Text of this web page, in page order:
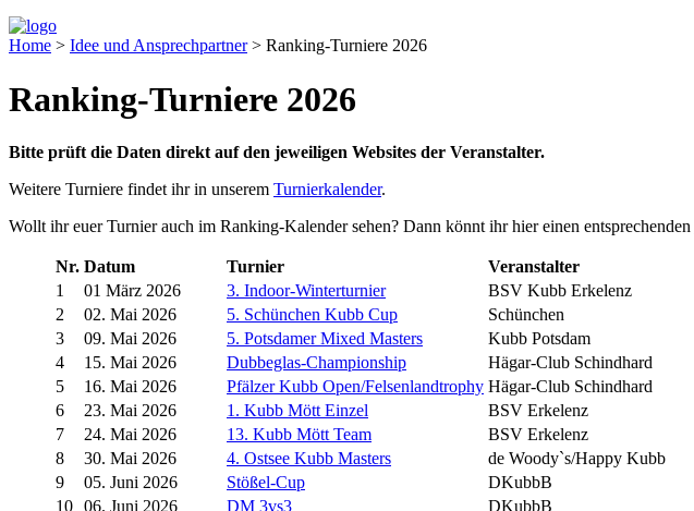
Home > Idee und Ansprechpartner > Ranking-Turniere 2026
Ranking-Turniere 2026
Bitte prüft die Daten direkt auf den jeweiligen Websites der Veranstalter.
Weitere Turniere findet ihr in unserem Turnierkalender.
Wollt ihr euer Turnier auch im Ranking-Kalender sehen? Dann könnt ihr hier einen entsprechenden
Nr. Datum Turnier Veranstalter
1
01 März 2026 3. Indoor-Winterturnier BSV Kubb Erkelenz
2
02. Mai 2026 5. Schünchen Kubb Cup Schünchen
3
09. Mai 2026 5. Potsdamer Mixed Masters Kubb Potsdam
4
15. Mai 2026 Dubbeglas-Championship Hägar-Club Schindhard
5
16. Mai 2026 Pfälzer Kubb Open/Felsenlandtrophy Hägar-Club Schindhard
6
23. Mai 2026 1. Kubb Mött Einzel BSV Erkelenz
7
24. Mai 2026 13. Kubb Mött Team BSV Erkelenz
8
30. Mai 2026 4. Ostsee Kubb Masters de Woody`s/Happy Kubb
9
05. Juni 2026 Stößel-Cup DKubbB
10 06. Juni 2026 DM 3vs3 DKubbB